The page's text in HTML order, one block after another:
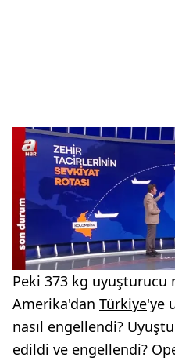
Peki 373 kg uyuşturucu
Amerika'dan Türkiye'ye
nasıl engellendi?
edildi ve engellendi?